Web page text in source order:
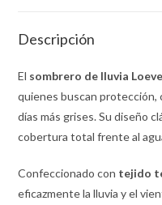
Descripción
El sombrero de lluvia
quienes buscan protección,
días más grises. Su diseño
cobertura total frente al
Confeccionado con tejido
eficazmente la lluvia y el